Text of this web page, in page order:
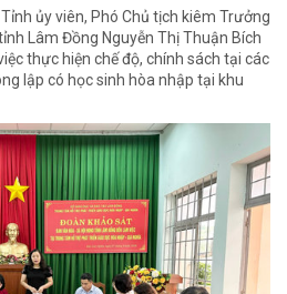
ủy viên, Phó Chủ tịch kiêm Trưởng
Lâm Đồng Nguyễn Thị Thuận Bích
thực hiện chế độ, chính sách tại các
lập có học sinh hòa nhập tại khu